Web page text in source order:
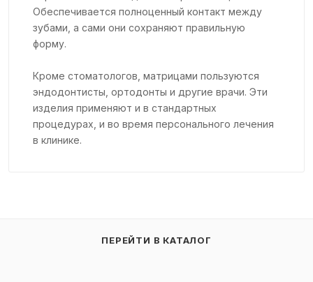
Обеспечивается полноценный контакт между
зубами, а сами они сохраняют правильную
форму.
Кроме стоматологов, матрицами пользуются
эндодонтисты, ортодонты и другие врачи. Эти
изделия применяют и в стандартных
процедурах, и во время персонального лечения
в клинике.
ПЕРЕЙТИ В КАТАЛОГ